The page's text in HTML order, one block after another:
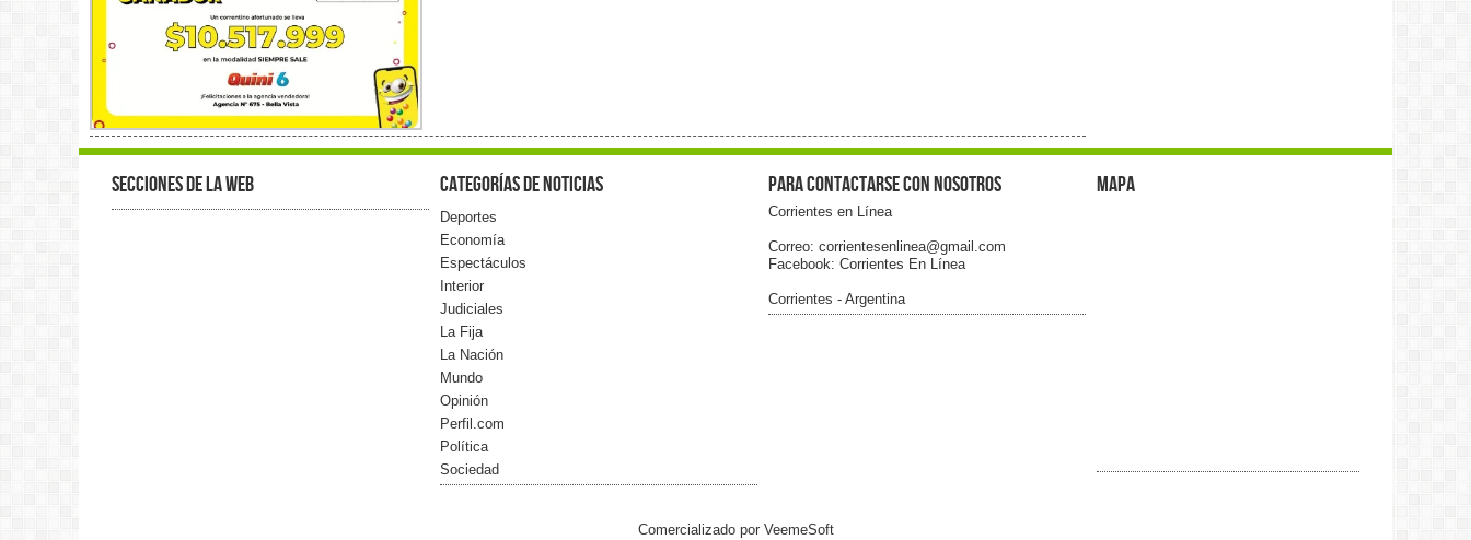
Secciones de la web Categorías de noticias
Deportes
Economía
Espectáculos
Interior
Judiciales
La Fija
La Nación
Mundo
Opinión
Perfil.com
Política
Sociedad
Para contactarse con nosotros
Corrientes en Línea
Correo: corrientesenlinea@gmail.com
Facebook: Corrientes En Línea
Corrientes - Argentina
Mapa
Comercializado por VeemeSoft